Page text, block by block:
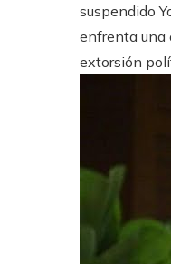
suspendido
enfrenta una
extorsión